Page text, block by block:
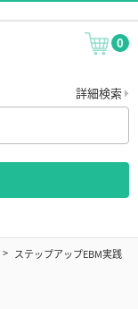
0
詳細検索
ステップアップEBM実践